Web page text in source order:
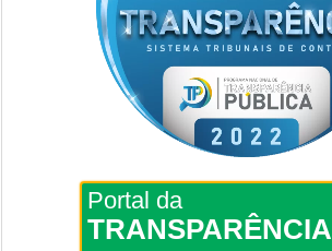
Portal da
TRANSPARÊNCIA